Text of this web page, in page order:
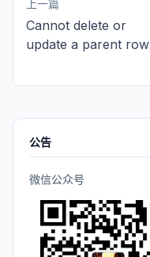
上一篇
Cannot delete or
update a parent row
公告
微信公众号